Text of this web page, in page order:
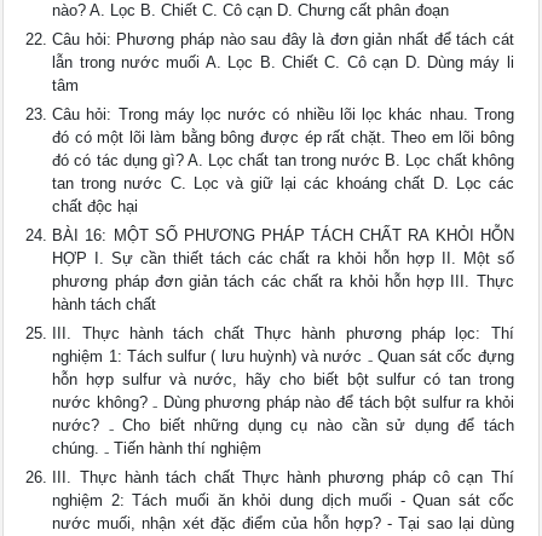
nào? A. Lọc B. Chiết C. Cô cạn D. Chưng cất phân đoạn
Câu hỏi: Phương pháp nào sau đây là đơn giản nhất để tách cát
lẫn trong nước muối A. Lọc B. Chiết C. Cô cạn D. Dùng máy li
tâm
Câu hỏi: Trong máy lọc nước có nhiều lõi lọc khác nhau. Trong
đó có một lõi làm bằng bông được ép rất chặt. Theo em lõi bông
đó có tác dụng gì? A. Lọc chất tan trong nước B. Lọc chất không
tan trong nước C. Lọc và giữ lại các khoáng chất D. Lọc các
chất độc hại
BÀI 16: MỘT SỐ PHƯƠNG PHÁP TÁCH CHẤT RA KHỎI HỖN
HỢP I. Sự cần thiết tách các chất ra khỏi hỗn hợp II. Một số
phương pháp đơn giản tách các chất ra khỏi hỗn hợp III. Thực
hành tách chất
III. Thực hành tách chất Thực hành phương pháp lọc: Thí
nghiệm 1: Tách sulfur ( lưu huỳnh) và nước ₋ Quan sát cốc đựng
hỗn hợp sulfur và nước, hãy cho biết bột sulfur có tan trong
nước không? ₋ Dùng phương pháp nào để tách bột sulfur ra khỏi
nước? ₋ Cho biết những dụng cụ nào cần sử dụng để tách
chúng. ₋ Tiến hành thí nghiệm
III. Thực hành tách chất Thực hành phương pháp cô cạn Thí
nghiệm 2: Tách muối ăn khỏi dung dịch muối - Quan sát cốc
nước muối, nhận xét đặc điểm của hỗn hợp? - Tại sao lại dùng